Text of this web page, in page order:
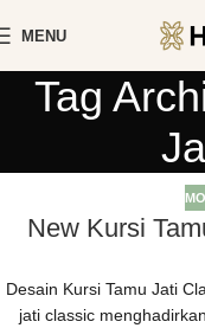
MENU
Tag
New Kursi
Desain Kursi Tamu Jati
jati classic